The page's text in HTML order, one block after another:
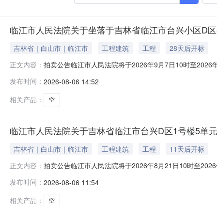
临江市人民法院关于坐落于吉林省临江市台兴小区D
吉林省｜白山市｜临江市 工程建筑 工程
28天后开标
正文内容： 拍卖公告临江市人民法院将于2026年9月7日10时至
日时点的参考价为180462.00元。起拍价和成交价均不
发布时间： 2026-08-06 14:52
相关产品：
空
临江市人民法院关于吉林省临江市台兴D区1号楼5单
吉林省｜白山市｜临江市 工程建筑 工程
11天后开标
正文内容： 拍卖公告临江市人民法院将于2026年8月21日10时至
2026年4月7日时点的参考价为87447.00元。起拍价和成
二、拍卖标的
发布时间： 2026-08-06 11:54
相关产品：
空